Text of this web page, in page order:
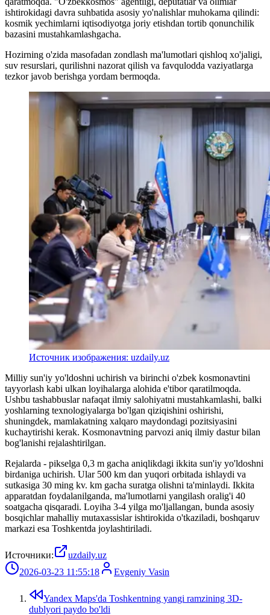
ishtirokidagi davra suhbatida asosiy yo'nalishlar muhokama qilindi:
kosmik yechimlarni iqtisodiyotga joriy etishdan tortib qonunchilik
bazasini mustahkamlashgacha.
Hozirning o'zida masofadan zondlash ma'lumotlari qishloq xo'jaligi,
suv resurslari, qurilishni nazorat qilish va favqulodda vaziyatlarga
tezkor javob berishga yordam bermoqda.
Источник изображения: uzdaily.uz
Milliy sun'iy yo'ldoshni uchirish va birinchi o'zbek kosmonavtini
tayyorlash kabi ulkan loyihalarga alohida e'tibor qaratilmoqda.
Ushbu tashabbuslar nafaqat ilmiy salohiyatni mustahkamlashi, balki
yoshlarning texnologiyalarga bo'lgan qiziqishini oshirishi,
shuningdek, mamlakatning xalqaro maydondagi pozitsiyasini
kuchaytirishi kerak. Kosmonavtning parvozi aniq ilmiy dastur bilan
bog'lanishi rejalashtirilgan.
Rejalarda - pikselga 0,3 m gacha aniqlikdagi ikkita sun'iy yo'ldoshni
birdaniga uchirish. Ular 500 km dan yuqori orbitada ishlaydi va
sutkasiga 30 ming kv. km gacha suratga olishni ta'minlaydi. Ikkita
apparatdan foydalanilganda, ma'lumotlarni yangilash oralig'i 40
soatgacha qisqaradi. Loyiha 3-4 yilga mo'ljallangan, bunda asosiy
bosqichlar mahalliy mutaxassislar ishtirokida o'tkaziladi, boshqaruv
markazi esa Toshkentda joylashtiriladi.
Источники:
uzdaily.uz
2026-03-23 11:55:18
Evgeniy Vasin
Yandex Maps'da Toshkentning yangi ramzining 3D-
dublyori paydo bo'ldi